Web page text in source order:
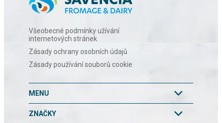
Všeobecné podmínky užívání
internetových stránek
Zásady ochrany osobních údajů
Zásady používání souborů cookie
MENU
ZNAČKY